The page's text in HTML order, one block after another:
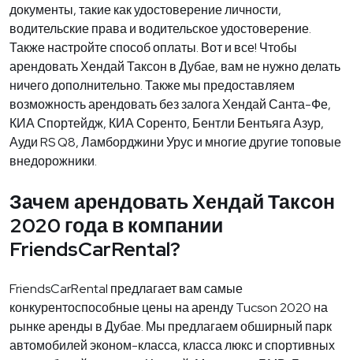
документы, такие как удостоверение личности,
водительские права и водительское удостоверение.
Также настройте способ оплаты. Вот и все! Чтобы
арендовать Хендай Таксон в Дубае, вам не нужно делать
ничего дополнительно. Также мы предоставляем
возможность арендовать без залога Хендай Санта-Фе,
КИА Спортейдж, КИА Соренто, Бентли Бентьяга Азур,
Ауди RS Q8, Ламборджини Урус и многие другие топовые
внедорожники.
Зачем арендовать Хендай Таксон
2020 года в компании
FriendsCarRental?
FriendsCarRental предлагает вам самые
конкурентоспособные цены на аренду Tucson 2020 на
рынке аренды в Дубае. Мы предлагаем обширный парк
автомобилей эконом-класса, класса люкс и спортивных